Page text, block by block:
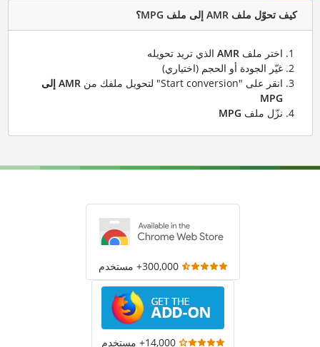
كيف تحوّل ملف AMR إلى ملف MPG؟
اختر ملف AMRالذي تريد تحويله
غيّر الجودة أو الحجم (اختياري)
انقر على "Start conversion" لتحويل ملفك من
AMR إلى
MPG
نزّل ملف MPG
300,000+ مستخدم
14,000+ مستخدم